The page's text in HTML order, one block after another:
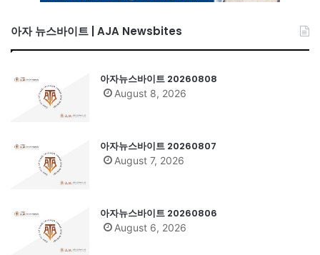
아자 뉴스바이트 | AJA Newsbites
아자뉴스바이트 20260808
August 8, 2026
아자뉴스바이트 20260807
August 7, 2026
아자뉴스바이트 20260806
August 6, 2026